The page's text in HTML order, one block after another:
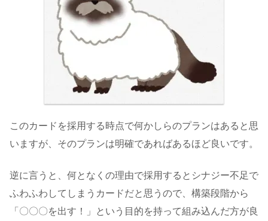
このカードを採用する時点で何かしらのプランはあると思
いますが、そのプランは明確であればあるほど良いです。
逆に言うと、何となくの理由で採用するとシナジー不足で
ふわふわしてしまうカードだと思うので、構築段階から
「〇〇〇を出す！」という目的を持って組み込んだ方が良